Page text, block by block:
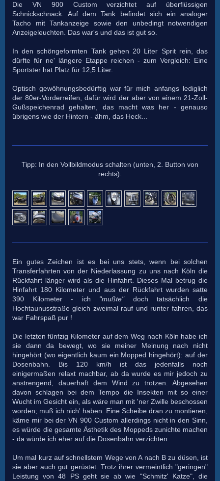
Die VN 900 Custom verzichtet auf überflüssigen
Schnickschnack. Auf dem Tank befindet sich ein analoger
Tacho mit Tankanzeige sowie den unbedingt notwendigen
Anzeigeleuchten. Das war's und das ist gut so.
In den schöngeformten Tank gehen 20 Liter Sprit rein, das
dürfte für ne' längere Etappe reichen - zum Vergleich: Eine
Sportster hat Platz für 12,5 Liter.
Optisch gewöhnungsbedürftig war für mich anfangs lediglich
der 80er-Vorderreifen, dafür wird der aber von einem 21-Zoll-
Gußspeichenrad gehalten, das macht was her - genauso
übrigens wie der Hintern - ähm, das Heck...
Tipp: In den Vollbildmodus schalten (unten, 2. Button von
rechts):
Ein gutes Zeichen ist es bei uns stets, wenn bei solchen
Transferfahrten von der Niederlassung zu uns nach Köln die
Rückfahrt länger wird als die Hinfahrt. Dieses Mal betrug die
Hinfahrt 180 Kilometer und aus der Rückfahrt wurden satte
390 Kilometer - ich "mußte"doch tatsächlich die
Hochtaunusstraße gleich zweimal rauf und runter fahren, das
war Fahrspaß pur !
Die letzten fünfzig Kilometer auf dem Weg nach Köln habe ich
sie dann da bewegt, wo sie meiner Meinung nach nicht
hingehört (wo eigentlich kaum ein Mopped hingehört): auf der
Dosenbahn. Bis 120 km/h ist das jedenfalls noch
einigermaßen relaxt machbar, ab da wurde es mir jedoch zu
anstrengend, dauerhaft dem Wind zu trotzen. Abgesehen
davon schlagen bei dem Tempo die Insekten mit so einer
Wucht im Gesicht ein, als wäre man mit 'ner Zwille beschossen
worden; muß ich nich' haben. Eine Scheibe dran zu montieren,
käme mir bei der VN 900 Custom allerdings nicht in den Sinn,
es würde die gesamte Ästhetik des Moppeds zunichte machen
- da würde ich eher auf die Dosenbahn verzichten.
Um mal kurz auf schnellstem Wege von A nach B zu düsen, ist
sie aber auch gut gerüstet. Trotz ihrer vermeintlich "geringen"
Leistung von 48 PS geht sie ab wie "Schmitz' Katze", die